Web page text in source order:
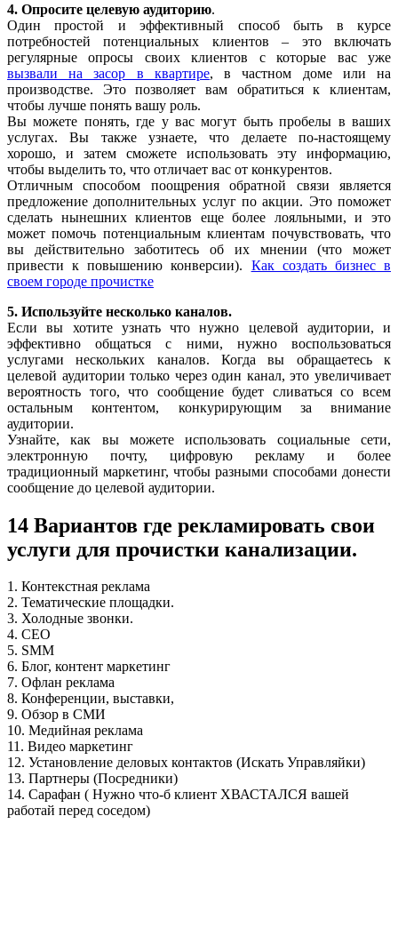
4. Опросите целевую аудиторию.
Один простой и эффективный способ быть в курсе
потребностей потенциальных клиентов – это включать
регулярные опросы своих клиентов с которые вас уже
вызвали на засор в квартире, в частном доме или на
производстве. Это позволяет вам обратиться к клиентам,
чтобы лучше понять вашу роль.
Вы можете понять, где у вас могут быть пробелы в ваших
услугах. Вы также узнаете, что делаете по-настоящему
хорошо, и затем сможете использовать эту информацию,
чтобы выделить то, что отличает вас от конкурентов.
Отличным способом поощрения обратной связи является
предложение дополнительных услуг по акции. Это поможет
сделать нынешних клиентов еще более лояльными, и это
может помочь потенциальным клиентам почувствовать, что
вы действительно заботитесь об их мнении (что может
привести к повышению конверсии). Как создать бизнес в
своем городе прочистке
5. Используйте несколько каналов.
Если вы хотите узнать что нужно целевой аудитории, и
эффективно общаться с ними, нужно воспользоваться
услугами нескольких каналов. Когда вы обращаетесь к
целевой аудитории только через один канал, это увеличивает
вероятность того, что сообщение будет сливаться со всем
остальным контентом, конкурирующим за внимание
аудитории.
Узнайте, как вы можете использовать социальные сети,
электронную почту, цифровую рекламу и более
традиционный маркетинг, чтобы разными способами донести
сообщение до целевой аудитории.
14 Вариантов где рекламировать свои
услуги для прочистки канализации.
1. Контекстная реклама
2. Тематические площадки.
3. Холодные звонки.
4. СЕО
5. SMM
6. Блог, контент маркетинг
7. Офлан реклама
8. Конференции, выставки,
9. Обзор в СМИ
10. Медийная реклама
11. Видео маркетинг
12. Установление деловых контактов (Искать Управляйки)
13. Партнеры (Посредники)
14. Сарафан ( Нужно что-б клиент ХВАСТАЛСЯ вашей
работай перед соседом)